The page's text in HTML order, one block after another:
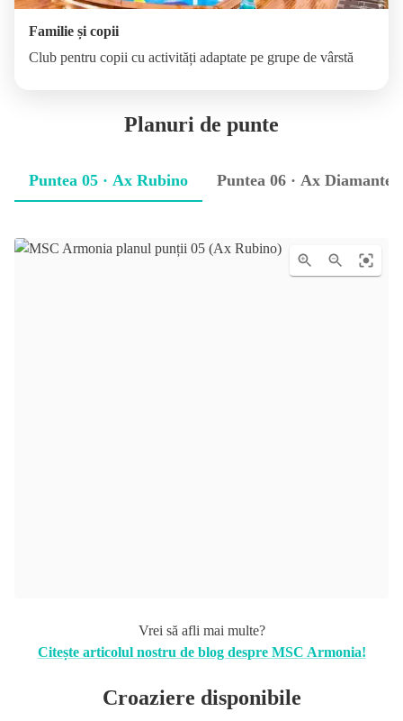
Familie și copii
Club pentru copii cu activități adaptate pe grupe de vârstă
Planuri de punte
Puntea 05 · Ax Rubino Puntea 06 · Ax Diamante
Vrei să afli mai multe?
Citește articolul nostru de blog despre MSC Armonia!
Croaziere disponibile